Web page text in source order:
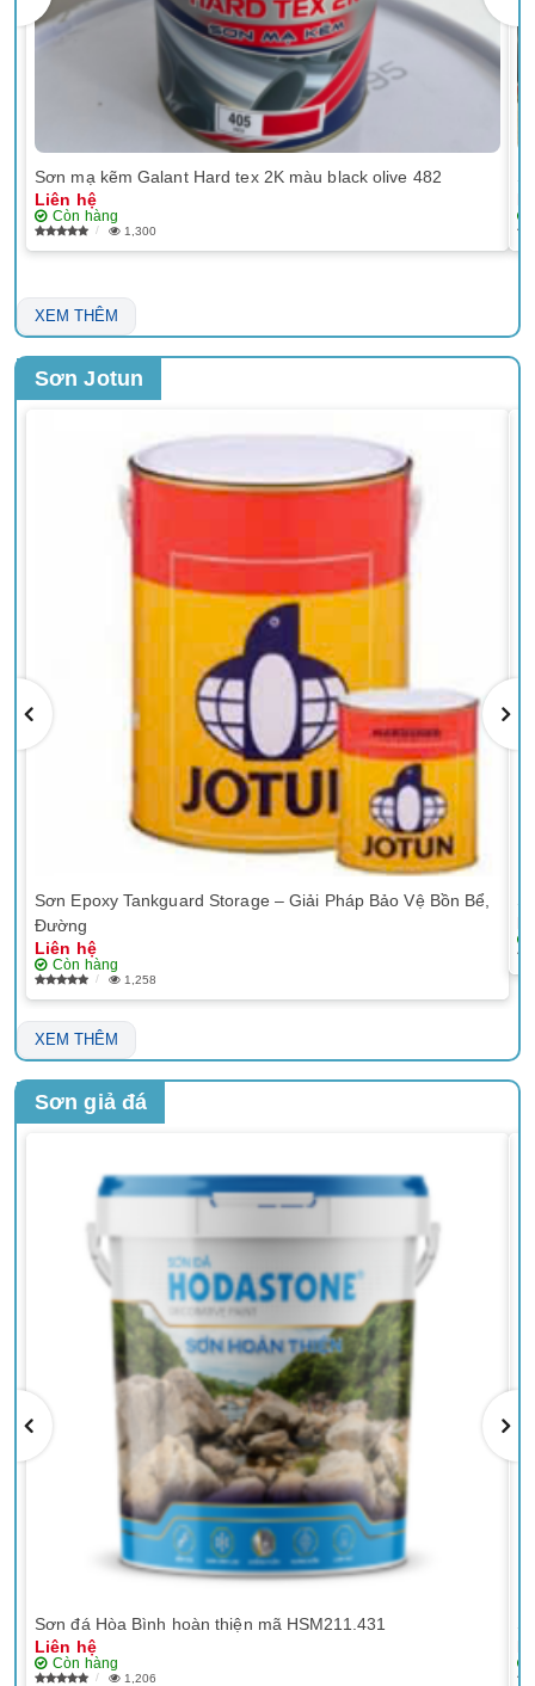
Sơn mạ kẽm Galant Hard tex 2K màu black olive 482
Liên hệ
Còn hàng
1,300
XEM THÊM
Sơn Jotun
Sơn Epoxy Tankguard Storage – Giải Pháp Bảo Vệ Bồn Bể,
Đường
Liên hệ
Còn hàng
1,258
XEM THÊM
Sơn giả đá
Sơn đá Hòa Bình hoàn thiện mã HSM211.431
Liên hệ
Còn hàng
1,206